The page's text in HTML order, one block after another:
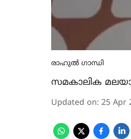
രാഹുല്‍ ഗാന്ധി
സമകാലിക
Updated on: 25 Apr